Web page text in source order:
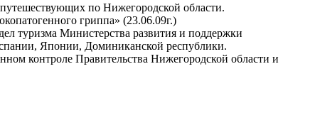
по Нижегородской области.
гриппа» (23.06.09г.)
туризма Министерства развития и поддержки
Японии, Доминиканской республики.
контроле Правительства Нижегородской области и